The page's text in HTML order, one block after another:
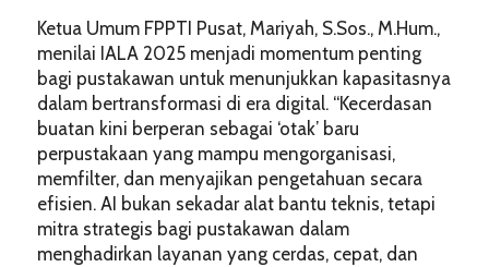
Ketua Umum FPPTI Pusat, Mariyah, S.Sos., M.Hum.,
menilai IALA 2025 menjadi momentum penting
bagi pustakawan untuk menunjukkan kapasitasnya
dalam bertransformasi di era digital. “Kecerdasan
buatan kini berperan sebagai ‘otak’ baru
perpustakaan yang mampu mengorganisasi,
memfilter, dan menyajikan pengetahuan secara
efisien. AI bukan sekadar alat bantu teknis, tetapi
mitra strategis bagi pustakawan dalam
menghadirkan layanan yang cerdas, cepat, dan